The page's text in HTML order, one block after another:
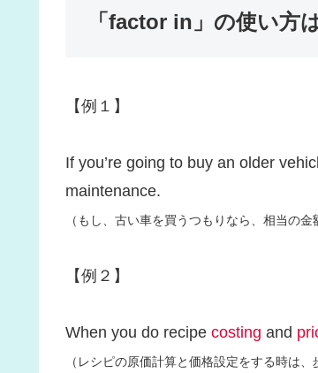
「factor in」の使い方
【例１】
If you’re going to buy an older
maintenance.
（もし、古い車を買うつもりなら、相当の
【例２】
When you do recipe costing and
（レシピの原価計算と価格設定をする時は